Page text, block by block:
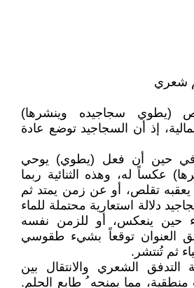
شعري
(يطوي سجاجيده وينشرها)
إذ أن السجاجيد توضع عادة
في حين أن فعل (يطوي) يوحي
عكساً له، وهذه الثنائية ربما
تقلص، أو عن زمن يمتد ثم
دلالة استعارية محتملة للماء
حين ينعكس، أو للزمن نفسه
العنوان توقعاً بشيء طقوسي
ثم تُنتشر.
التدفق الشعري والانتقال بين
مما يمنحه ُ طابع الحلم.